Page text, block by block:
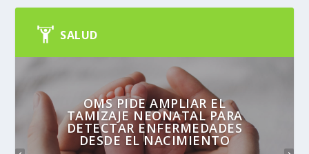
SALUD
OMS PIDE AMPLIAR EL
TAMIZAJE NEONATAL PARA
DETECTAR ENFERMEDADES
DESDE EL NACIMIENTO